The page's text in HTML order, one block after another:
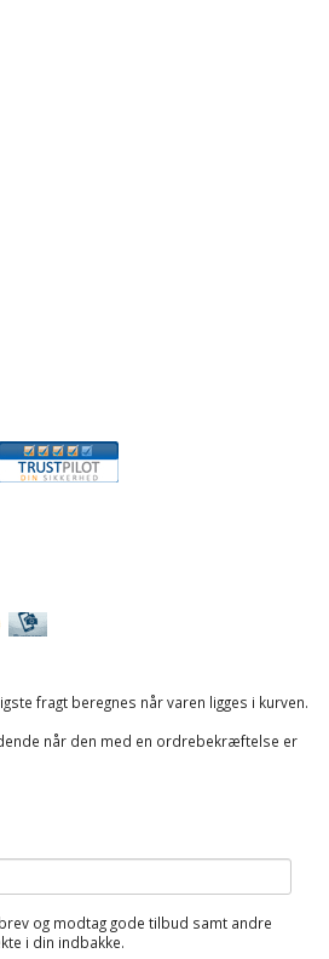
fragt beregnes når varen ligges i kurven.
når den med en ordrebekræftelse er
og modtag gode tilbud samt andre
i din indbakke.